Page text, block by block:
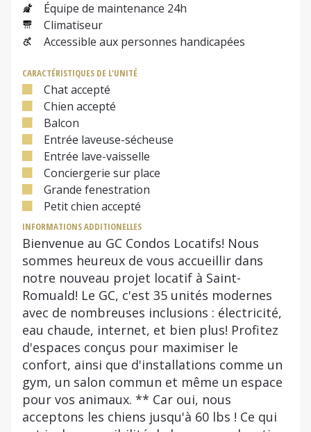
Équipe de maintenance 24h
Climatiseur
Accessible aux personnes handicapées
CARACTÉRISTIQUES DE L'UNITÉ
Chat accepté
Chien accepté
Balcon
Entrée laveuse-sécheuse
Entrée lave-vaisselle
Conciergerie sur place
Grande fenestration
Petit chien accepté
INFORMATIONS ADDITIONELLES
Bienvenue au GC Condos Locatifs! Nous
sommes heureux de vous accueillir dans
notre nouveau projet locatif à Saint-
Romuald! Le GC, c'est 35 unités modernes
avec de nombreuses inclusions : électricité,
eau chaude, internet, et bien plus! Profitez
d'espaces conçus pour maximiser le
confort, ainsi que d'installations comme un
gym, un salon commun et même un espace
pour vos animaux. ** Car oui, nous
acceptons les chiens jusqu'à 60 lbs ! Ce qui